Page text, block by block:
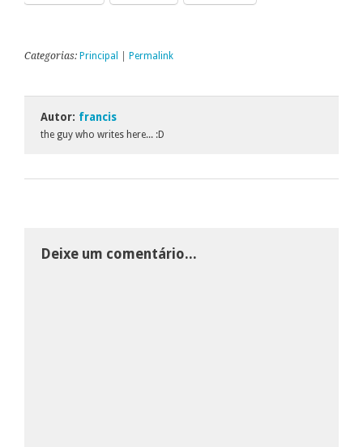
Categorias: Principal Permalink
Autor: francis
the guy who writes here... :D
Deixe um comentário...